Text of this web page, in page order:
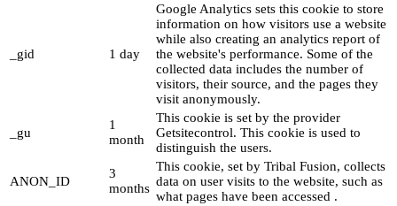
_gid 1 day
Google Analytics sets this cookie to store
information on how visitors use a website
while also creating an analytics report of
the website's performance. Some of the
collected data includes the number of
visitors, their source, and the pages they
visit anonymously.
_gu
1
month
This cookie is set by the provider
Getsitecontrol. This cookie is used to
distinguish the users.
ANON_ID
3
months
This cookie, set by Tribal Fusion, collects
data on user visits to the website, such as
what pages have been accessed .